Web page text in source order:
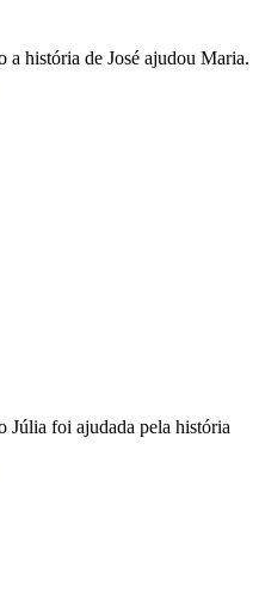
a história de José ajudou Maria.
Júlia foi ajudada pela história